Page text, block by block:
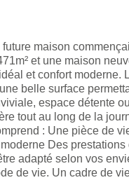
maison
et une maison
et confort moderne.
belle surface
espace détente
tout au long de la
: Une pièce de
Des prestations
adapté selon vos
de vie. Un cadre de